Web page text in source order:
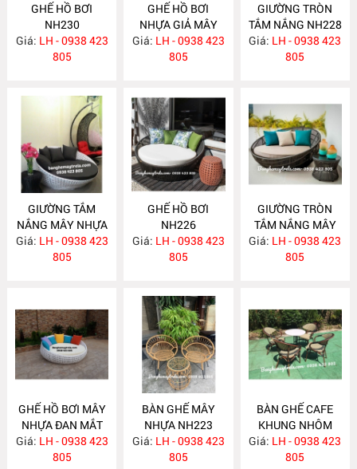
GHẾ HỒ BƠI
NH230
Giá: LH - 0938 423
805
GHẾ HỒ BƠI
NHỰA GIẢ MÂY
NH229
Giá: LH - 0938 423
805
GIƯỜNG TRÒN
TẮM NẮNG NH228
Giá: LH - 0938 423
805
GIƯỜNG TẮM
NẮNG MÂY NHỰA
NH227
Giá: LH - 0938 423
805
GHẾ HỒ BƠI
NH226
Giá: LH - 0938 423
805
GIƯỜNG TRÒN
TẮM NẮNG MÂY
NHỰA NH225
Giá: LH - 0938 423
805
GHẾ HỒ BƠI MÂY
NHỰA ĐAN MẮT
CÁO NH224
Giá: LH - 0938 423
805
BÀN GHẾ MÂY
NHỰA NH223
Giá: LH - 0938 423
805
BÀN GHẾ CAFE
KHUNG NHÔM
NGOÀI TRỜI
NH221
Giá: LH - 0938 423
805